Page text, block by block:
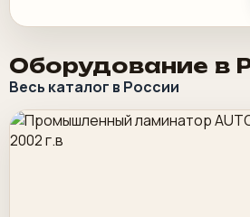
Оборудование в
Весь каталог в России